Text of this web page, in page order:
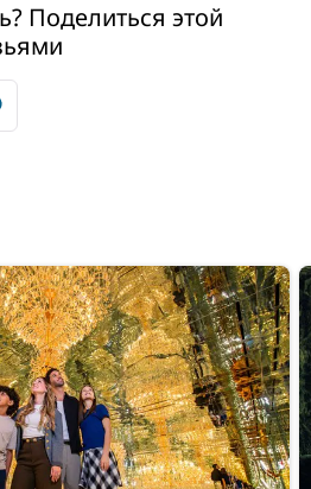
Поделиться этой